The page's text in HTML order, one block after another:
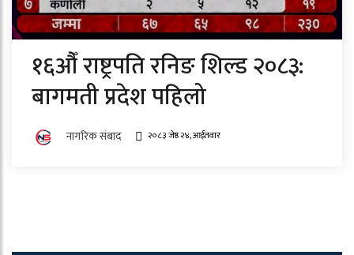
१६औँ राष्ट्रपति रनिङ शिल्ड २०८३:
बागमती प्रदेश पहिलो
नागरिक संबाद २०८३ जेष्ठ २४, आईतवार